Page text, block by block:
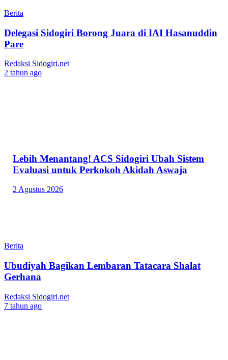
Berita
Delegasi Sidogiri Borong Juara di IAI Hasanuddin
Pare
Redaksi Sidogiri.net
2 tahun ago
Berita
Ubudiyah Bagikan Lembaran Tatacara Shalat
Gerhana
Redaksi Sidogiri.net
7 tahun ago
Lebih Menantang! ACS Sidogiri Ubah Sistem
Evaluasi untuk Perkokoh Akidah Aswaja
2 Agustus 2026